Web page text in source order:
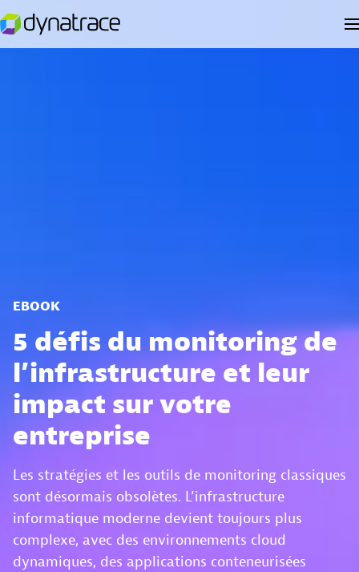
EBOOK
5 défis du monitoring de
l’infrastructure et leur
impact sur votre
entreprise
Les stratégies et les outils de monitoring classiques
sont désormais obsolètes. L’infrastructure
informatique moderne devient toujours plus
complexe, avec des environnements cloud
dynamiques, des applications conteneurisées